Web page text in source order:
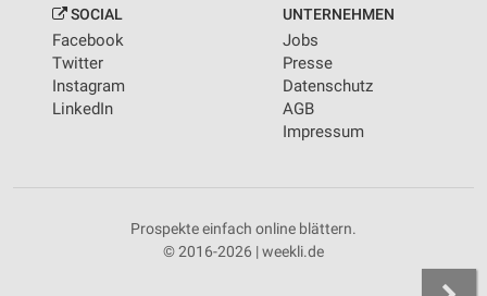
SOCIAL
Facebook
Twitter
Instagram
LinkedIn
UNTERNEHMEN
Jobs
Presse
Datenschutz
AGB
Impressum
Prospekte einfach online blättern.
© 2016-2026 | weekli.de